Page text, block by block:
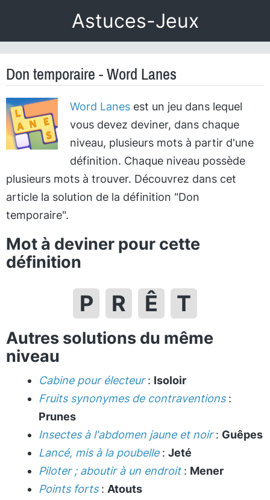
Astuces-Jeux
Don temporaire - Word Lanes
Word Lanesest un jeu dans lequel
vous devez deviner, dans chaque
niveau, plusieurs mots à partir d'une
définition. Chaque niveau possède
plusieurs mots à trouver. Découvrez dans cet
article la solution de la définition "Don
temporaire".
Mot à deviner pour cette
définition
P R Ê T
Autres solutions du même
niveau
Cabine pour électeur: Isoloir
Fruits synonymes de contraventions:
Prunes
Insectes à l'abdomen jaune et noir: Guêpes
Lancé, mis à la poubelle: Jeté
Piloter ; aboutir à un endroit: Mener
Points forts: Atouts